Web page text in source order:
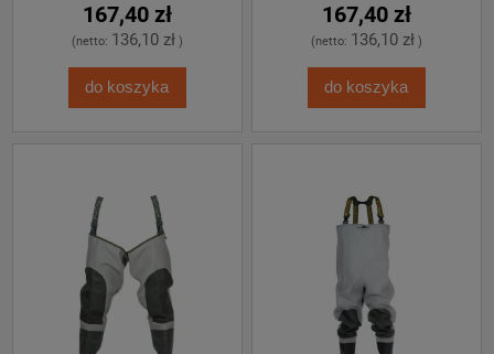
167,40 zł
(netto: 136,10 zł)
do koszyka
167,40 zł
(netto: 136,10 zł)
do koszyka